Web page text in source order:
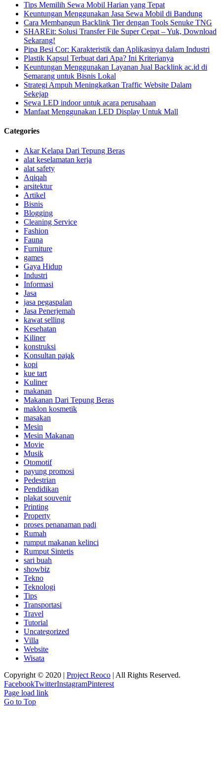
Tips Memilih Sewa Mobil Harian yang Tepat
Keuntungan Menggunakan Jasa Sewa Mobil di Bandung
Cara Membangun Backlink Tier dengan Tools Senuke TNG
SHAREit: Solusi Transfer File Super Cepat – Yuk, Download
Sekarang!
Pipa Besi Cor: Karakteristik dan Aplikasinya dalam Industri
Plastik Kapsul Terbuat dari Apa? Ini Kriterianya
Keuntungan Menggunakan Layanan Jual Backlink ac.id di
Semarang untuk Bisnis Lokal
Strategi Ampuh Meningkatkan Traffic Website Dalam
Sekejap
Sewa LED indoor untuk acara perusahaan
Manfaat Menggunakan LED Display Untuk Mall
Categories
Akar Kelapa Dari Tepung Beras
alat keselamatan kerja
alat safety
Aqiqah
arsitektur
Artikel
Bisnis
Blogging
Cleaning Service
Fashion
Fauna
Furniture
games
Gaya Hidup
Industri
Informasi
Jasa
jasa pegaspalan
Jasa Penerjemah
kawat selling
Kesehatan
Kiliner
konstruksi
Konsultan pajak
kopi
kue tart
Kuliner
makanan
Makanan Dari Tepung Beras
maklon kosmetik
masakan
Mesin
Mesin Makanan
Movie
Musik
Otomotif
payung promosi
Pedestrian
Pendidikan
plakat souvenir
Printing
Property
proses penanaman padi
Rumah
rumput makanan kelinci
Rumput Sintetis
sari buah
showbiz
Tekno
Teknologi
Tips
Transportasi
Travel
Tutorial
Uncategorized
Villa
Website
Wisata
Copyright © 2020 | Project Reoco | All Rights Reserved.
FacebookTwitterInstagramPinterest
Page load link
Go to Top